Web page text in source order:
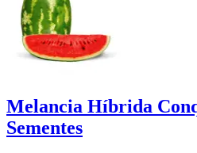
Melancia Híbrida
Sementes